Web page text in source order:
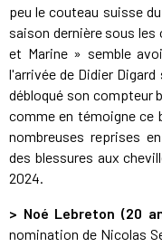
peu le couteau suisse
saison dernière sous les
et Marine » semble
l'arrivée de Didier
débloqué son compteur
comme en témoigne ce
nombreuses reprises
des blessures aux
2024.
> Noé Lebreton (20
nomination de Nicolas